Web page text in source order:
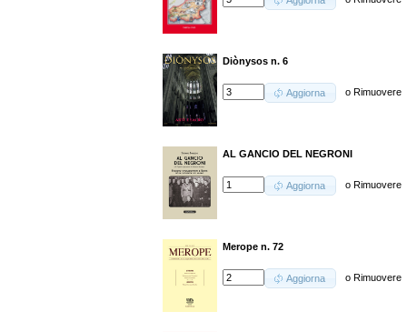
Diònysos n. 6
Aggiorna oRimuovere
AL GANCIO DEL NEGRONI
Aggiorna oRimuovere
Merope n. 72
Aggiorna oRimuovere